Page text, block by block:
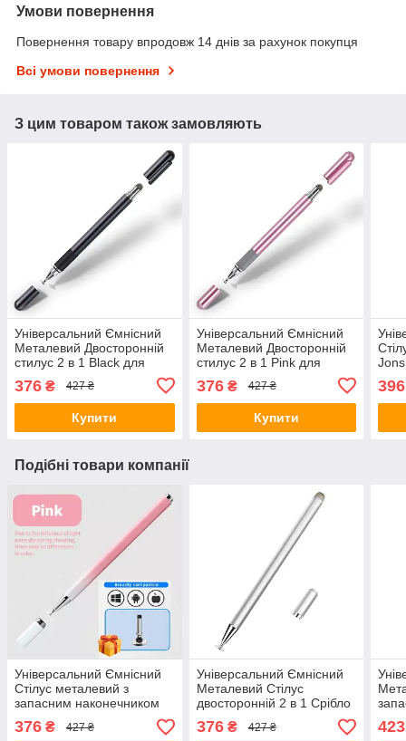
Умови повернення
Повернення товару впродовж 14 днів за рахунок покупця
Всі умови повернення
З цим товаром також замовляють
Універсальний Ємнісний
Металевий Двосторонній
стилус 2 в 1 Black для
електронних книг
376 ₴ 427 ₴
Купити
Універсальний Ємнісний
Металевий Двосторонній
стилус 2 в 1 Pink для
електронних книг
376₴ 427 ₴
Купити
396
Подібні товари компанії
Універсальний Ємнісний
Стілус металевий з
запасним наконечником
Рожевий для телефону
планшета ел. книг
376 ₴ 427 ₴
Універсальний Ємнісний
Металевий Стілус
двосторонній 2 в 1 Срібло
для телефону планшета
електронних книг
376₴ 427 ₴
та
423